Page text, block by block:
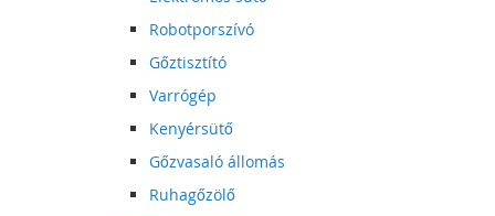
Robotporszívó
Gőztisztító
Varrógép
Kenyérsütő
Gőzvasaló állomás
Ruhagőzölő